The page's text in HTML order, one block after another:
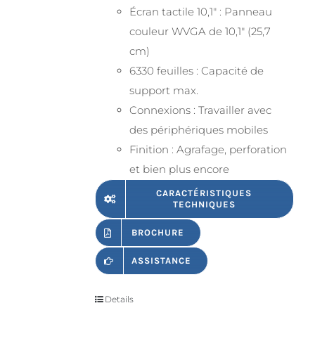
Écran tactile 10,1" : Panneau
couleur WVGA de 10,1" (25,7
cm)
6330 feuilles : Capacité de
support max.
Connexions : Travailler avec
des périphériques mobiles
Finition : Agrafage, perforation
et bien plus encore
CARACTÉRISTIQUES
TECHNIQUES
BROCHURE
ASSISTANCE
Details